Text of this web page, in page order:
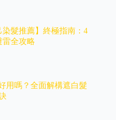
髮推薦】終極指南：4
雷全攻略
用嗎？全面解構遮白髮